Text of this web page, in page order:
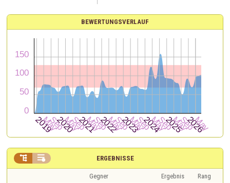
BEWERTUNGSVERLAUF
ERGEBNISSE
 
Gegner Ergebnis
Rang